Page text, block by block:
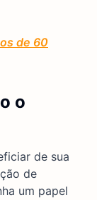
de 60
o
de sua
de
um papel